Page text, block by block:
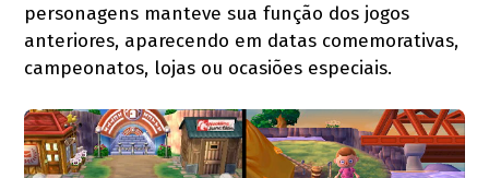
personagens manteve sua função dos jogos
anteriores, aparecendo em datas comemorativas,
campeonatos, lojas ou ocasiões especiais.